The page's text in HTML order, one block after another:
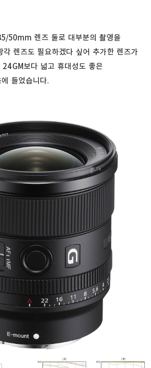
50mm 렌즈 둘로 대부분의 촬영을
각 렌즈도 필요하겠다 싶어 추가한 렌즈가
보다 넓고 휴대성도 좋은
들었습니다.